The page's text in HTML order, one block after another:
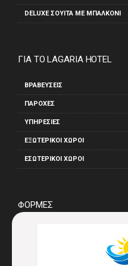
DELUXE ΣΟΥΊΤΑ ΜΕ ΜΠΑΛΚΌΝΙ
ΓΙΑ ΤΟ LAGARIA HOTEL
ΒΡΑΒΕΎΣΕΙΣ
ΠΑΡΟΧΈΣ
ΥΠΗΡΕΣΊΕΣ
ΕΞΩΤΕΡΙΚΟΊ ΧΏΡΟΙ
ΕΣΩΤΕΡΙΚΟΊ ΧΏΡΟΙ
ΦΟΡΜΕΣ